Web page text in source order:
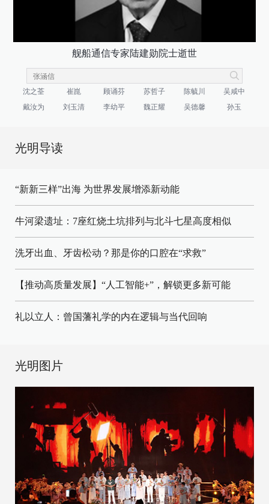
舰船通信专家陆建勋院士逝世
沈之荃 崔崑 顾诵芬 苏哲子 陈毓川
吴咸中
戴汝为
刘玉清 李幼平 魏正耀 吴德馨 孙玉
光明导读
“新新三样”出海 为世界发展增添新动能
牛河梁遗址：7座红烧土坑排列与北斗七星高度相似
洗牙出血、牙齿松动？那是你的口腔在“求救”
【推动高质量发展】“人工智能+”，解锁更多新可能
礼以立人：曾国藩礼学的内在逻辑与当代回响
光明图片